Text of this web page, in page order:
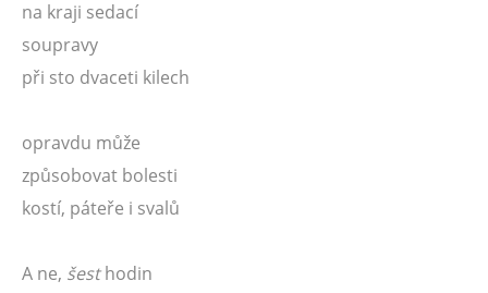
na kraji sedací
soupravy
při sto dvaceti kilech
opravdu může
způsobovat bolesti
kostí, páteře i svalů
A ne, šesthodin